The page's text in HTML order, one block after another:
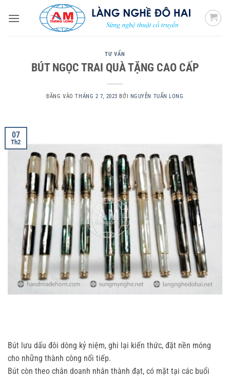
qua
TƯ VẤN
BÚT NGỌC TRAI QUÀ TẶNG CAO CẤP
ĐĂNG VÀOTHÁNG 2 7, 2023 BỞI NGUYỄN TUẤN LONG
07
Th2
Bút lưu dấu đôi dòng kỷ niệm, ghi lại kiến thức, đặt nền móng
cho những thành công nối tiếp.
Bút còn theo chân doanh nhân thành đạt, có mặt tại các buổi